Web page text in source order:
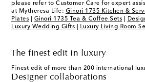
please refer to Customer Care for expert
at Mytheresa Life: Ginori 1735 Kitchen &
Plates
Ginori 1735 Tea & Coffee Sets
Luxury Wedding Gifts
Luxury Living Room
The finest edit in luxury
Finest edit of more than 200 international
Designer collaborations